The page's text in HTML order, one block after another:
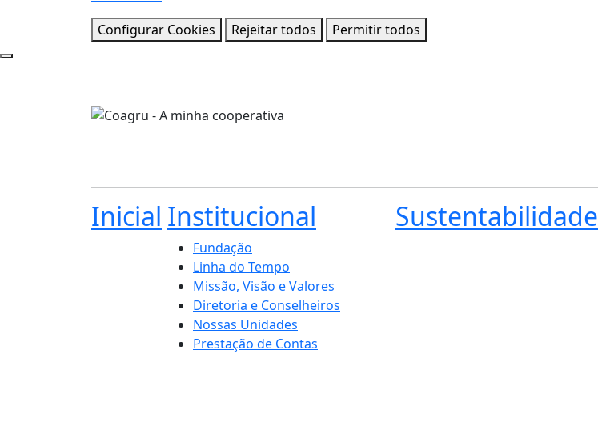
Configurar Cookies
Rejeitar todos Permitir todos
Inicial Institucional
Fundação
Linha do Tempo
Missão, Visão e Valores
Diretoria e Conselheiros
Nossas Unidades
Prestação de Contas
Sustentabilidade